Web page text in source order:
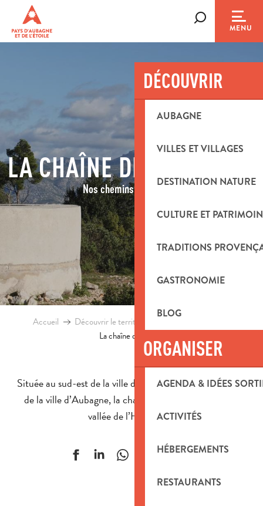
contenu
MENU
DÉCOUVRIR
AUBAGNE
VILLES ET VILLAGES
DESTINATION NATURE
CULTURE ET
TRADITIONS
GASTRONOMIE
BLOG
ORGANISER
AGENDA & IDÉES
ACTIVITÉS
HÉBERGEMENTS
RESTAURANTS
LA CHAÎNE DE SAINT-CYR
Nos chemins de Légende
Accueil Découvrir le territoire
La chaîne de Saint-Cyr
Située au sud-est de la ville de Marseille et au sud-ouest
de la ville d’Aubagne, la chaîne de Saint-Cyr longe la
vallée de l’Huveaune.
Ajouter aux